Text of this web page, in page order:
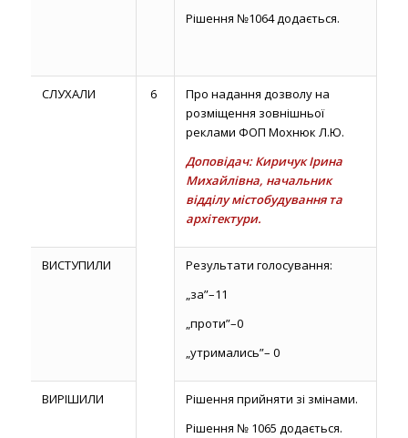
Рішення №1064 додається.
СЛУХАЛИ 6
Про надання дозволу на
розміщення зовнішньої
реклами ФОП Мохнюк Л.Ю.
Доповідач: Киричук Ірина
Михайлівна, начальник
відділу містобудування та
архітектури.
ВИСТУПИЛИ
Результати голосування:
„за”–11
„проти”–0
„утримались”– 0
ВИРІШИЛИ
Рішення прийняти зі змінами.
Рішення № 1065 додається.